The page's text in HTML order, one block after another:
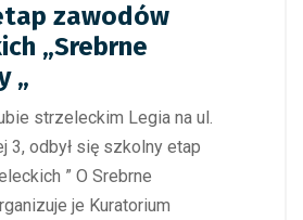
zawodów
„Srebrne
„
strzeleckim Legia na ul.
3, odbył się szkolny etap
” O Srebrne
je Kuratorium